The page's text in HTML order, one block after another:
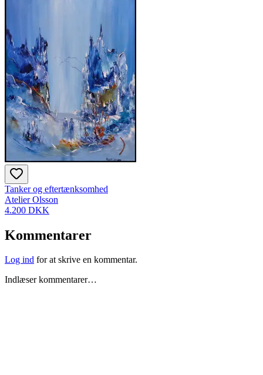
Tanker og eftertænksomhed
Atelier Olsson
4.200 DKK
Kommentarer
Log ind for at skrive en kommentar.
Indlæser kommentarer…